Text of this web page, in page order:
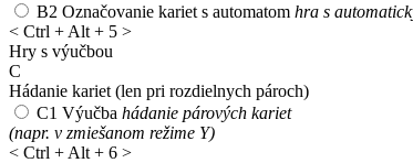
B2 Označovanie kariet s automatom hra s
< Ctrl + Alt + 5 >
Hry s výučbou
C
Hádanie kariet (len pri rozdielnych pároch)
C1 Výučba hádanie párových kariet
(napr. v zmiešanom režime Y)
< Ctrl + Alt + 6 >